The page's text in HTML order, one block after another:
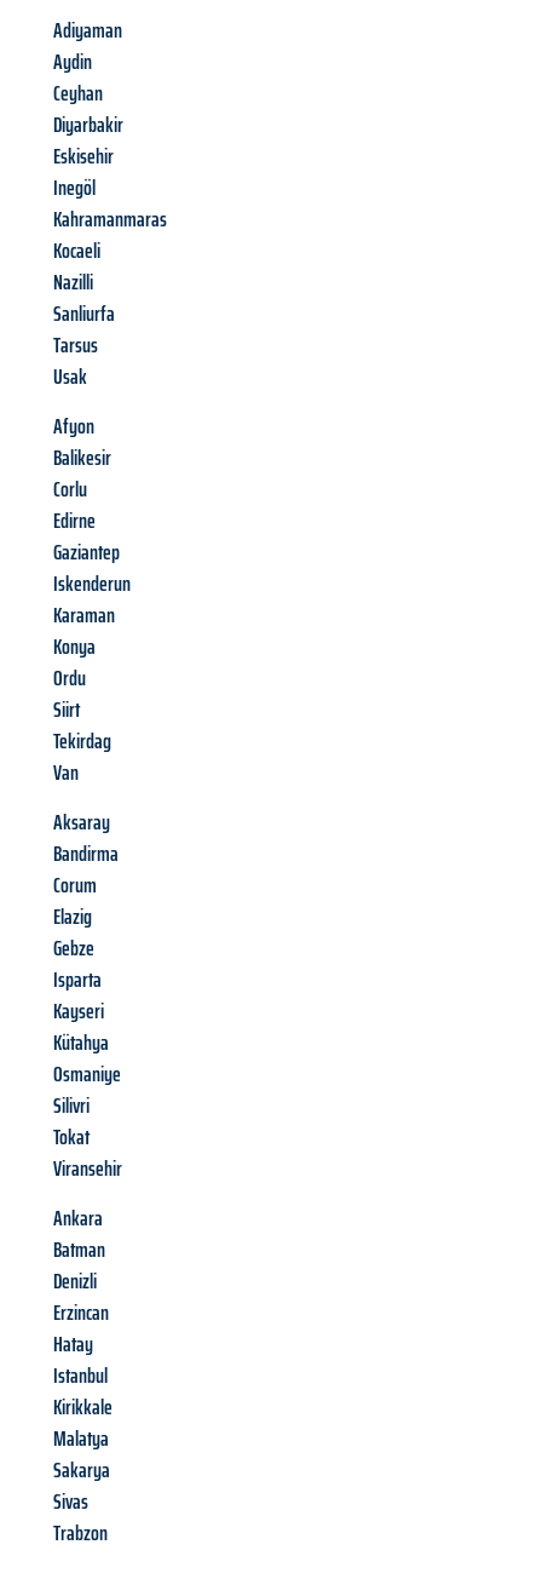
Adiyaman
Aydin
Ceyhan
Diyarbakir
Eskisehir
Inegöl
Kahramanmaras
Kocaeli
Nazilli
Sanliurfa
Tarsus
Usak
Afyon
Balikesir
Corlu
Edirne
Gaziantep
Iskenderun
Karaman
Konya
Ordu
Siirt
Tekirdag
Van
Aksaray
Bandirma
Corum
Elazig
Gebze
Isparta
Kayseri
Kütahya
Osmaniye
Silivri
Tokat
Viransehir
Ankara
Batman
Denizli
Erzincan
Hatay
Istanbul
Kirikkale
Malatya
Sakarya
Sivas
Trabzon